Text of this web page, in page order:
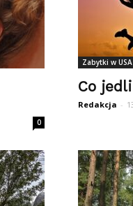
0
Zabytki w USA
Co
Redakcja -